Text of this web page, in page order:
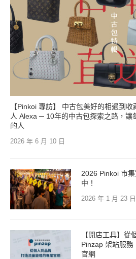
【Pinkoi 專訪】 中古包美好的相遇到
人 Alexa ─ 10年的中古包探索之路，讓
的人
2026 年 6 月 10 日
2026 Pinkoi 市
中！
2026 年 1 月 23 日
【開店工具】從
Pinzap 架站服務
官網